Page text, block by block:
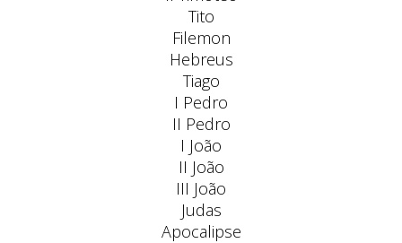
Tito
Filemon
Hebreus
Tiago
I Pedro
II Pedro
I João
II João
III João
Judas
Apocalipse